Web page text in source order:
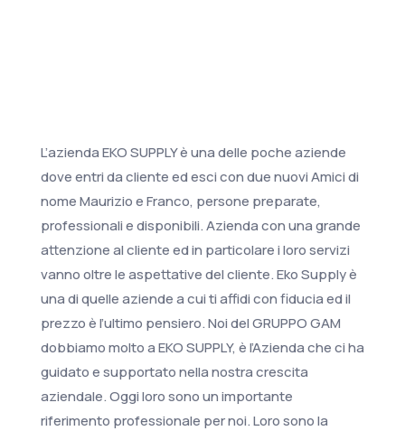
L’azienda EKO SUPPLY è una delle poche aziende
dove entri da cliente ed esci con due nuovi Amici di
nome Maurizio e Franco, persone preparate,
professionali e disponibili. Azienda con una grande
attenzione al cliente ed in particolare i loro servizi
vanno oltre le aspettative del cliente. Eko Supply è
una di quelle aziende a cui ti affidi con fiducia ed il
prezzo è l’ultimo pensiero. Noi del GRUPPO GAM
dobbiamo molto a EKO SUPPLY, è l’Azienda che ci ha
guidato e supportato nella nostra crescita
aziendale. Oggi loro sono un importante
riferimento professionale per noi. Loro sono la